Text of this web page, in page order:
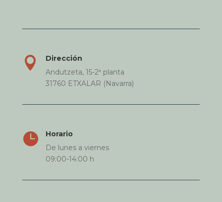

Dirección
Andutzeta, 15-2ª planta
31760 ETXALAR (Navarra)

Horario
De lunes a viernes
09:00-14:00 h